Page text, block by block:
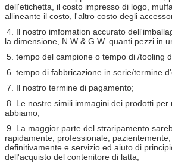
dell'etichetta, il costo impresso di logo,
allineante il costo, l'altro costo degli
4. Il nostro imfomation accurato
la dimensione, N.W & G.W. quanti pezzi in
5. tempo del campione o tempo di /tooling
6. tempo di fabbricazione in serie/termine
7. Il nostro termine di pagamento;
8. Le nostre simili immagini dei prodotti per
abbiamo;
9. La maggior parte del straripamento
rapidamente, professionale, pazientemente,
definitivamente e servizio ed aiuto di
dell'acquisto del contenitore di latta;